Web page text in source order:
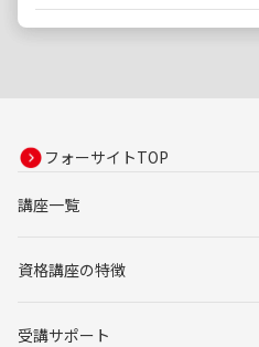
フォーサイトTOP
講座一覧
資格講座の特徴
受講サポート